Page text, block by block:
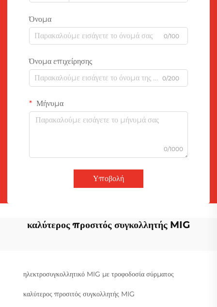
Όνομα
0/100
Όνομα επιχείρησης
0/200
Μήνυμα
0/1000
Υποβολή
καλύτερος προσιτός συγκολλητής MIG
ηλεκτροσυγκολλητικό MIG με τροφοδοσία σύρματος
καλύτερος προσιτός συγκολλητής MIG